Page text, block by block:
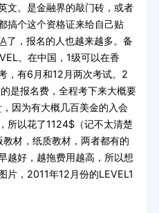
文。是金融界的敲门砖，或者
搞个这个资格证来给自己贴
了，报名的人也越来越多。备
。在中国，1级可以在香
，有6月和12月两次考试。2
是报名费，全程考下来大概要
因为有大概几百美金的入会
所以花了1124$（记不太清楚
材，纸质教材，两者都有的
越好，越拖费用越高，所以想
片，2011年12月份的LEVEL1